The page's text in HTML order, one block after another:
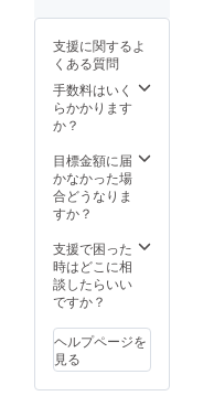
文IDを
記載の
上メッ
セージ
をいた
すよう
お願い
いたし
ます。
1100円
にて応
対可能
にて送
料を有
ます。
ご入用
の際は
お願い
しま
す。 ※
お問い
合わせ
いただ
は、注
る場合
もござ
います
のでそ
ちらは
ご了承
せ。 ※
ご希望
に応じ
選びい
ただけ
ます
が、ご
場合、
（別途
しくお
願いし
ます。
また、
リター
ンの送
スト投
函可能
なご住
ます。
※セット
枚数に
よって
方法を
る場合
もござ
負担を
抑える
ため、
ヤマト
DM便な
どポス
送手段
（配送
番号ア
を予定
してお
りま
す。 ポ
のお受
け取り
をよろ
しくお
合等に
荷時期
が遅れ
る場合
があり
ン・仕
様は変
更にな
ざいま
す。ご
了承く
ださ
リター
ンは送
料のご
負担を
支援に関するよ
くある質問
手数料はいく
らかかります
か？
目標金額に届
かなかった場
合どうなりま
すか？
支援で困った
時はどこに相
談したらいい
ですか？
ヘルプページを
見る